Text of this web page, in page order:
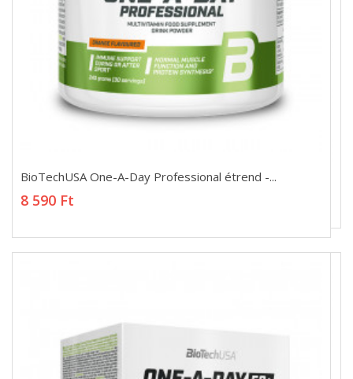
BioTechUSA One-A-Day Professional étrend -...
8 590 Ft
BioTechUSA One-A-Day Professional étrend -...
8 590 Ft